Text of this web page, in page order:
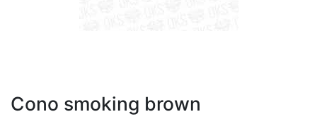
Cono smoking brown